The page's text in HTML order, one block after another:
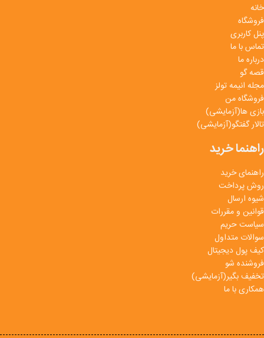
خانه
فروشگاه
پنل کاربری
تماس با ما
درباره ما
قصه گو
مجله انیمه تولز
فروشگاه من
بازی ها(آزمایشی)
تالار گفتگو(آزمایشی)
راهنما خرید
راهنمای خرید
روش پرداخت
شیوه ارسال
قوانین و مقررات
سیاست حریم
سوالات متداول
کیف پول دیجیتال
فروشنده شو
تخفیف بگیر(آزمایشی)
همکاری با ما